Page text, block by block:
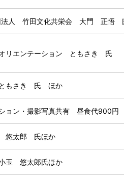
人 竹田文化共栄会 大門 正悟
リエンテーション ともさき 氏
もさき 氏 ほか
ョン・撮影写真共有 昼食代900円
悠太郎 氏ほか
玉 悠太郎氏ほか